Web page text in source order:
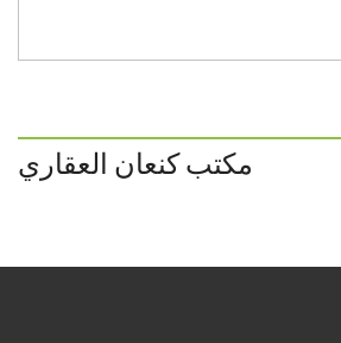
مكتب كنعان العقاري